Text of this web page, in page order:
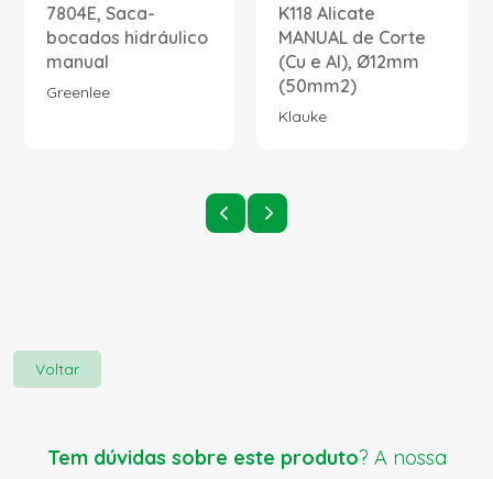
7804E, Saca-
bocados hidráulico
manual
Greenlee
K118 Alicate
MANUAL de Corte
(Cu e Al), Ø12mm
(50mm2)
Klauke
Voltar
Tem dúvidas sobre este produto? A nossa